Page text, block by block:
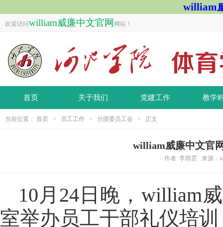
william
欢迎访问william威廉中文官网 网站！
首页 关于我们 党建工作 教学
当前位置： 首页 > 员工工作 > 分团委员工会 > 正文
william威廉中文官
作者: 李雨霓 来源：
10月24日晚，william
室举办员工干部礼仪培